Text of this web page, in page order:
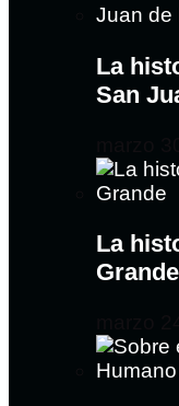
La
San
La
Grande